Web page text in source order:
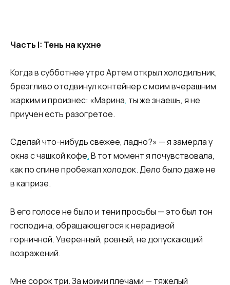
Часть I: Тень на кухне
Когда в субботнее утро Артем открыл холодильник,
брезгливо отодвинул контейнер с моим вчерашним
жарким и произнес: «Марина, ты же знаешь, я не
приучен есть разогретое.
Сделай что-нибудь свежее, ладно?» — я замерла у
окна с чашкой кофе.В тот момент я почувствовала,
как по спине пробежал холодок. Дело было даже не
в капризе.
В его голосе не было и тени просьбы — это был тон
господина, обращающегося к нерадивой
горничной. Уверенный, ровный, не допускающий
возражений.
Мне сорок три. За моими плечами — тяжелый